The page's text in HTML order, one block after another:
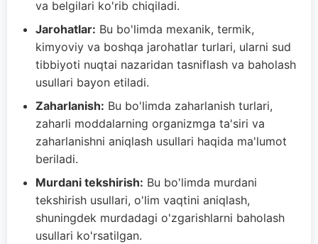
va belgilari ko'rib chiqiladi.
Jarohatlar: Bu bo'limda mexanik, termik,
kimyoviy va boshqa jarohatlar turlari, ularni sud
tibbiyoti nuqtai nazaridan tasniflash va baholash
usullari bayon etiladi.
Zaharlanish: Bu bo'limda zaharlanish turlari,
zaharli moddalarning organizmga ta'siri va
zaharlanishni aniqlash usullari haqida ma'lumot
beriladi.
Murdani tekshirish: Bu bo'limda murdani
tekshirish usullari, o'lim vaqtini aniqlash,
shuningdek murdadagi o'zgarishlarni baholash
usullari ko'rsatilgan.